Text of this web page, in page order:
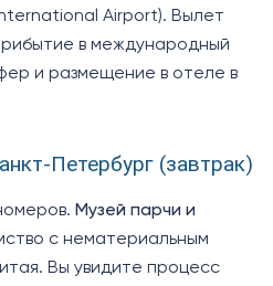
Airport). Вылет
в международный
и размещение в отеле в
Петербург (завтрак)
Музей парчи и
с нематериальным
Вы увидите процесс